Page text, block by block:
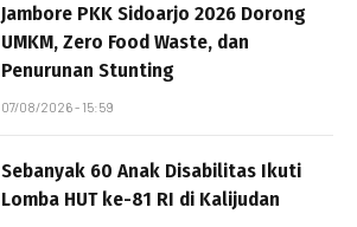
Jambore PKK Sidoarjo 2026 Dorong
UMKM, Zero Food Waste, dan
Penurunan Stunting
07/08/2026 - 15:59
Sebanyak 60 Anak Disabilitas Ikuti
Lomba HUT ke-81 RI di Kalijudan